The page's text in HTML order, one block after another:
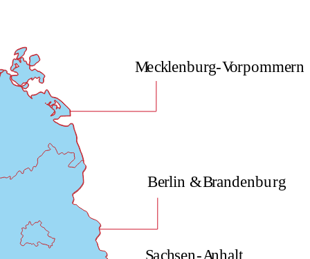
Mecklenburg-Vorpommern
Sachsen-Anhalt
Berlin &Brandenburg